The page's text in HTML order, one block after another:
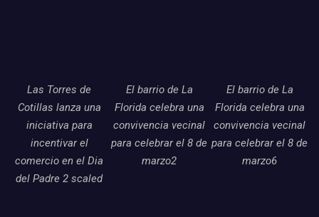
Las Torres de
Cotillas lanza una
iniciativa para
incentivar el
comercio en el Dia
del Padre 2 scaled
El barrio de La
Florida celebra una
convivencia vecinal
para celebrar el 8 de
marzo2
El barrio de La
Florida celebra una
convivencia vecinal
para celebrar el 8 de
marzo6